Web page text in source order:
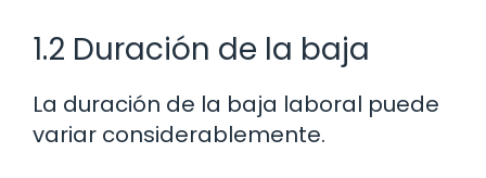
1.2 Duración de la baja
La duración de la baja laboral puede
variar considerablemente.